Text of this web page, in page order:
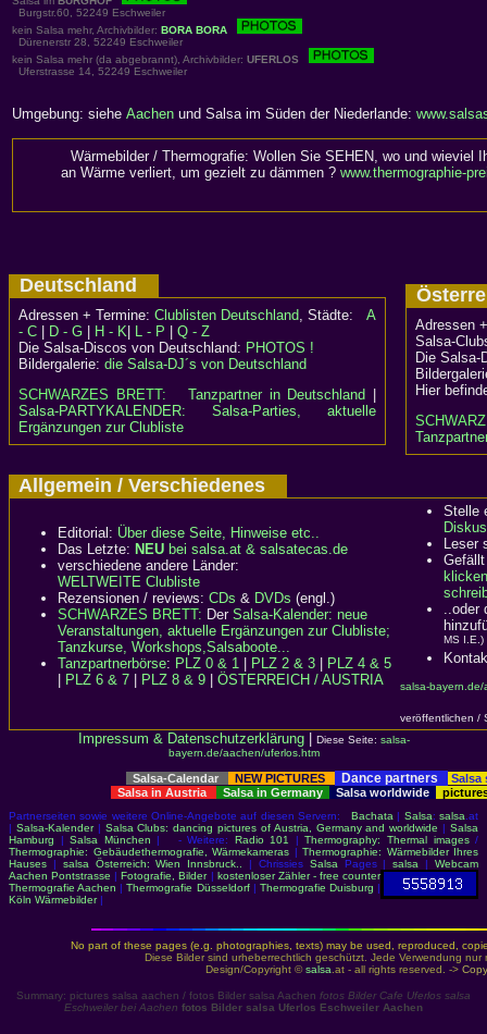
Burgstr.60, 52249 Eschweiler
kein Salsa mehr, Archivbilder: BORA BORA
Dürenerstr 28, 52249 Eschweiler
kein Salsa mehr (da abgebrannt), Archivbilder: UFERLOS
Uferstrasse 14, 52249 Eschweiler
Umgebung: siehe Aachen und Salsa im Süden der Niederlande:
Wärmebilder / Thermografie: Wollen Sie SEHEN, wo und wieviel
an Wärme verliert, um gezielt zu dämmen ? www.thermographie-
Deutschland
Adressen + Termine: Clublisten Deutschland , Städte: A
- C
D - G H - K L - P
Q - Z
Die Salsa-Discos von Deutschland: PHOTOS !
Bildergalerie: die Salsa-DJ´s von Deutschland
SCHWARZES BRETT:
Tanzpartner in Deutschland
Salsa-PARTYKALENDER: Salsa-Parties, aktuelle
Ergänzungen zur Clubliste
Adressen
Salsa-
Die
Hier
Allgemein / Verschiedenes
Editorial: Über diese Seite, Hinweise etc..
Das Letzte: NEU bei salsa.at & salsatecas.de
verschiedene andere Länder:
WELTWEITE Clubliste
Rezensionen / reviews: CDs & DVDs (engl.)
SCHWARZES BRETT: Der Salsa-Kalender: neue
Veranstaltungen, aktuelle Ergänzungen zur Clubliste;
Tanzkurse, Workshops,Salsaboote...
Tanzpartnerbörse: PLZ 0 & 1 PLZ 2 & 3
PLZ 4 & 5
PLZ 6 & 7 PLZ 8 & 9 ÖSTERREICH / AUSTRIA
Stelle
klicken
MS I.E.)
salsa-
veröffentlichen /
Impressum & Datenschutzerklärung| Diese Seite: salsa-
bayern.de/aachen/uferlos.htm
Salsa-Calendar NEW PICTURES Dance partners
Salsa
Salsa in Austria
Salsa in Germany Salsa worldwide
Partnerseiten sowie weitere Online-Angebote auf diesen Servern: Bachata | Salsa:salsa .at
| Salsa-Kalender| Salsa Clubs: dancing pictures of Austria, Germany and worldwide |Salsa
Hamburg |Salsa München | - Weitere: Radio 101 |Thermography: Thermal images/
Thermographie: Gebäudethermografie, Wärmekameras | Thermographie: Wärmebilder Ihres
Hauses | salsa Österreich: Wien Innsbruck.. | Chrissies Salsa Pages |salsa |Webcam
Aachen Pontstrasse |Fotografie, Bilder| kostenloser Zähler - free counter
Thermografie Aachen |Thermografie Düsseldorf| Thermografie Duisburg |
Köln Wärmebilder|
No part of these pages (e.g. photographies, texts) may be used, reproduced,
Diese Bilder sind urheberrechtlich geschützt. Jede Verwendung
Design/Copyright ©salsa .at - all rights reserved. ->
Summary: pictures salsa aachen / fotos Bilder salsa Aachen fotos Bilder Cafe Uferlos salsa
Eschweiler bei Aachen fotos Bilder salsa Uferlos Eschweiler Aachen